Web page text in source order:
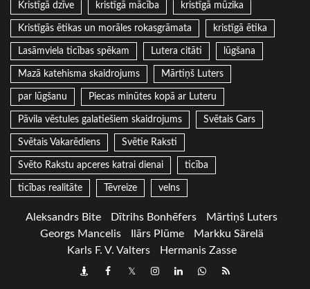
Kristīgā dzīve kristīgā mācība kristīgā mūzika
Kristīgās ētikas un morāles rokasgrāmata kristīgā ētika
Lasāmviela ticības spēkam Lutera citāti lūgšana
Mazā katehisma skaidrojums Mārtiņš Luters
par lūgšanu Piecas minūtes kopā ar Luteru
Pāvila vēstules galatiešiem skaidrojums Svētais Gars
Svētais Vakarēdiens Svētie Raksti
Svēto Rakstu apceres katrai dienai ticība
ticības realitāte Tēvreize velns
Aleksandrs Bite Dītrihs Bonhēfers
Mārtiņš Luters
Georgs Mancelis
Ilārs Plūme
Markku Särelä
Karls F. V. Valters
Hermanis Zasse
DraugiemFacebook
TwitterInstagram
LinkedInwhatsapp
RSS